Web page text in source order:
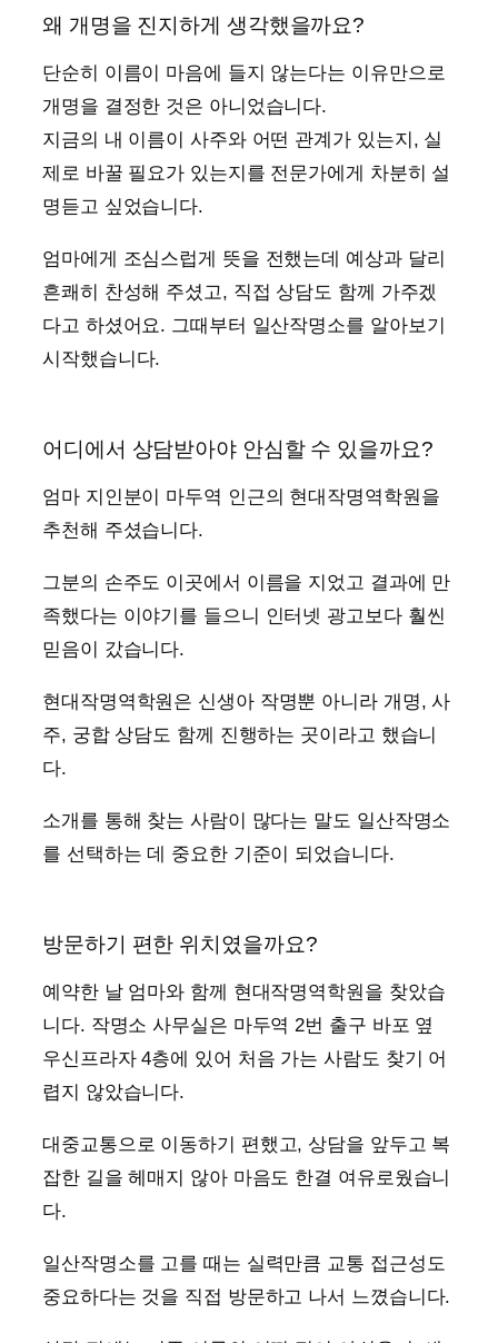
왜 개명을 진지하게 생각했을까요?
단순히 이름이 마음에 들지 않는다는 이유만으로
개명을 결정한 것은 아니었습니다.
지금의 내 이름이 사주와 어떤 관계가 있는지, 실
제로 바꿀 필요가 있는지를 전문가에게 차분히 설
명듣고 싶었습니다.
엄마에게 조심스럽게 뜻을 전했는데 예상과 달리
흔쾌히 찬성해 주셨고, 직접 상담도 함께 가주겠
다고 하셨어요. 그때부터 일산작명소를 알아보기
시작했습니다.
어디에서 상담받아야 안심할 수 있을까요?
엄마 지인분이 마두역 인근의 현대작명역학원을
추천해 주셨습니다.
그분의 손주도 이곳에서 이름을 지었고 결과에 만
족했다는 이야기를 들으니 인터넷 광고보다 훨씬
믿음이 갔습니다.
현대작명역학원은 신생아 작명뿐 아니라 개명, 사
주, 궁합 상담도 함께 진행하는 곳이라고 했습니
다.
소개를 통해 찾는 사람이 많다는 말도 일산작명소
를 선택하는 데 중요한 기준이 되었습니다.
방문하기 편한 위치였을까요?
예약한 날 엄마와 함께 현대작명역학원을 찾았습
니다. 작명소 사무실은 마두역 2번 출구 바포 옆
우신프라자 4층에 있어 처음 가는 사람도 찾기 어
렵지 않았습니다.
대중교통으로 이동하기 편했고, 상담을 앞두고 복
잡한 길을 헤매지 않아 마음도 한결 여유로웠습니
다.
일산작명소를 고를 때는 실력만큼 교통 접근성도
중요하다는 것을 직접 방문하고 나서 느꼈습니다.